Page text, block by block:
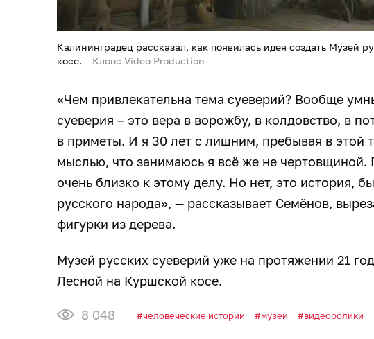
Калининградец рассказал, как появилась идея создать Музей
косе.
Клопс Video Production
«Чем привлекательна тема суеверий? Вообще
суеверия – это вера в ворожбу, в колдовство, в
в приметы. И я 30 лет с лишним, пребывая в этой
мыслью, что занимаюсь я всё же не чертовщиной.
очень близко к этому делу. Но нет, это история,
русского народа», — рассказывает Семёнов,
фигурки из дерева.
Музей русских суеверий уже на протяжении 21
Лесной на Куршской косе.
8 048 человеческие истории музеи видеоролики